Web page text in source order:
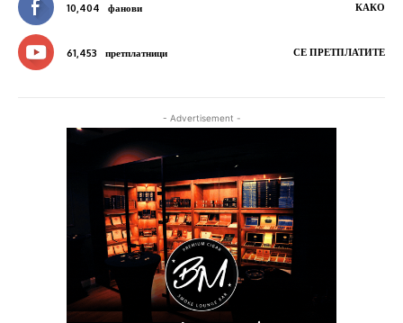
10,404 фанови КАКО
61,453 претплатници СЕ ПРЕТПЛАТИТЕ
- Advertisement -